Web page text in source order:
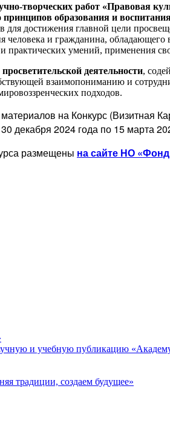
творческих работ «Правовая
образования и
для достижения главной цели
человека и гражданина,
практических умений, применения
деятельности,
взаимопониманию и
подходов.
на Конкурс (Визитная
декабря 2024 года по 15 марта
размещены на сайте НО
и учебную публикацию
традиции, создаем будущее»